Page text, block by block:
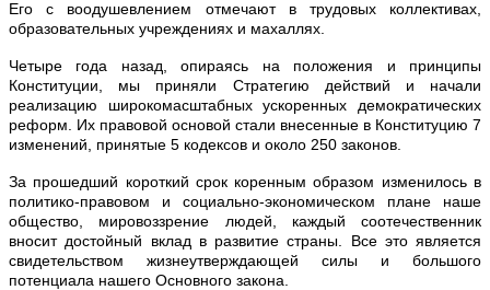
Его с воодушевлением отмечают в трудовых коллективах,
образовательных учреждениях и махаллях.
Четыре года назад, опираясь на положения и принципы
Конституции, мы приняли Стратегию действий и начали
реализацию широкомасштабных ускоренных демократических
реформ. Их правовой основой стали внесенные в Конституцию 7
изменений, принятые 5 кодексов и около 250 законов.
За прошедший короткий срок коренным образом изменилось в
политико-правовом и социально-экономическом плане наше
общество, мировоззрение людей, каждый соотечественник
вносит достойный вклад в развитие страны. Все это является
свидетельством жизнеутверждающей силы и большого
потенциала нашего Основного закона.